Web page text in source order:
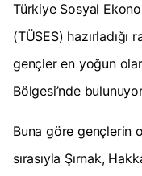
Türkiye Sosyal
(TÜSES)
gençler en yoğun
Bölgesi’nde
Buna göre gençlerin
sırasıyla Şırnak,